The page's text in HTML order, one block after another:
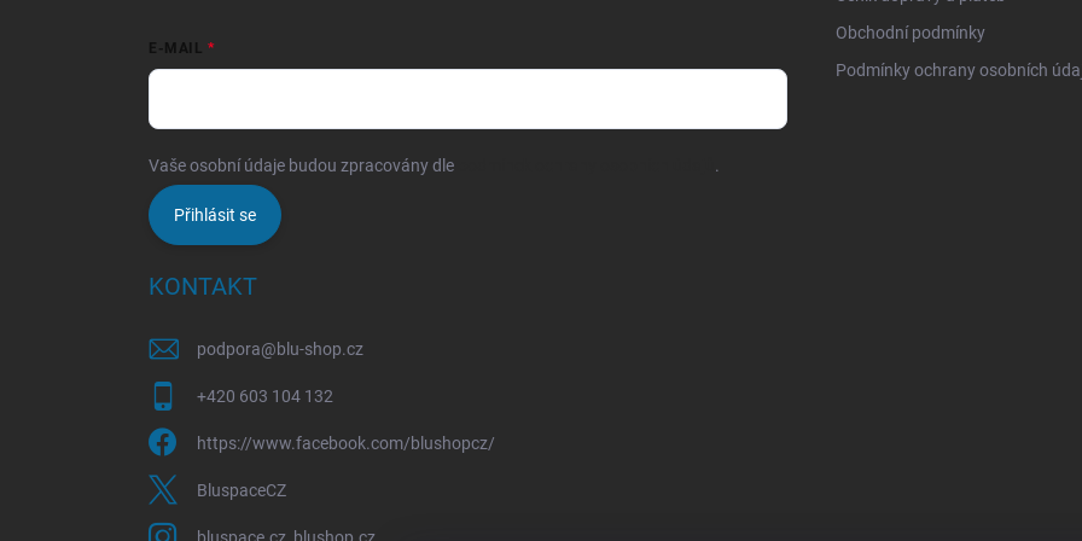
E-MAIL
Vaše osobní údaje budou zpracovány dle .
Přihlásit se
Obchodní podmínky
Podmínky ochrany osobních
KONTAKT
podpora@blu-shop.cz
+420 603 104 132
https://www.facebook.com/blushopcz/
BluspaceCZ
bluspace.cz_blushop.cz